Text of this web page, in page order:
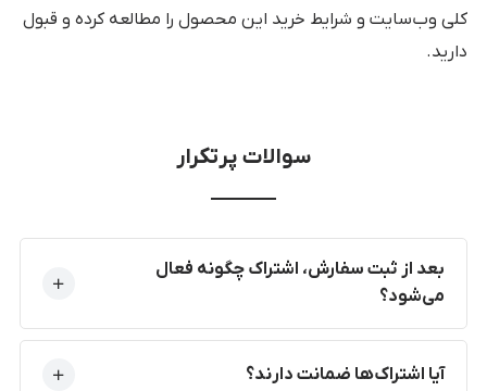
کلی وب‌سایت و شرایط خرید این محصول را مطالعه کرده و قبول
دارید.
سوالات پرتکرار
بعد از ثبت سفارش، اشتراک چگونه فعال
می‌شود؟
آیا اشتراک‌ها ضمانت دارند؟